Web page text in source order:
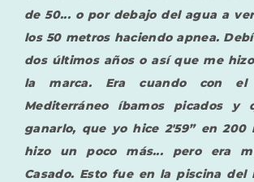
de 50... o por debajo del agua a
los 50 metros haciendo apnea.
dos últimos años o así que me
la marca. Era cuando con el
Mediterráneo íbamos picados y
ganarlo, que yo hice 2'59” en 200
hizo un poco más... pero era
Casado. Esto fue en la piscina del